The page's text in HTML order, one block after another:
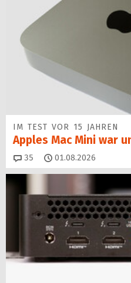
IM TEST VOR 15 JAHREN
Apples Mac Mini war
35 Kommentare
01.08.2026